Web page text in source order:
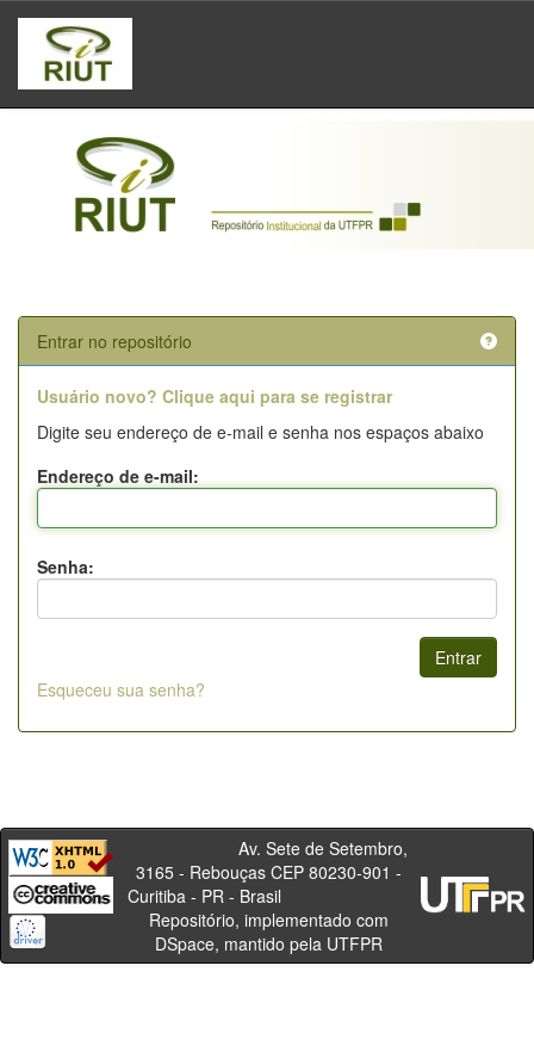
Skip
navigation
Entrar no repositório
Usuário novo? Clique aqui para se registrar
Digite seu endereço de e-mail e senha nos espaços abaixo
Endereço de e-mail:
Senha:
Esqueceu sua senha?
Av. Sete de Setembro,
3165 - Rebouças CEP 80230-901 -
Curitiba - PR - Brasil
Repositório, implementado com
DSpace, mantido pela UTFPR